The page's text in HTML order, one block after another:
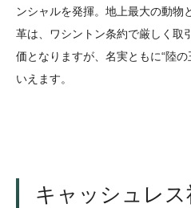
ンシャルを発揮。地上最大の動物
革は、ワシントン条約で厳しく取
価となりますが、名実ともに“陸
いえます。
キャッシュレ